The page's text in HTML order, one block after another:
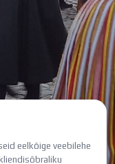
eelkõige veebilehe